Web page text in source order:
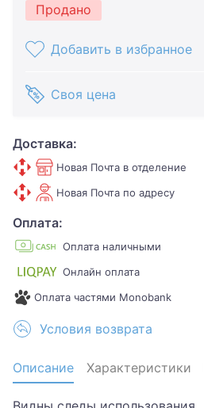
Продано
Добавить в избранное
Своя цена
Доставка:
Новая Почта в отделение
Новая Почта по адресу
Оплата:
Оплата наличными
Онлайн оплата
Оплата частями Monobank
Условия возврата
Описание Характеристики